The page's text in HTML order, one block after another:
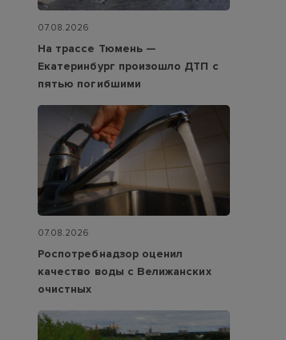
07.08.2026
На трассе Тюмень —
Екатеринбург произошло ДТП с
пятью погибшими
07.08.2026
Роспотребнадзор оценил
качество воды с Велижанских
очистных